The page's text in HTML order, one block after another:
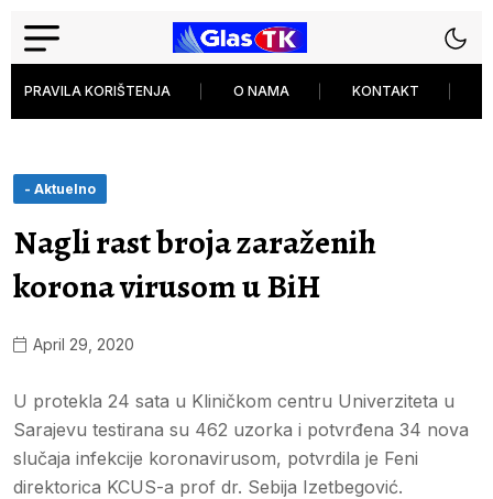
PRAVILA KORIŠTENJA O NAMA KONTAKT
- Aktuelno
Nagli rast broja zaraženih
korona virusom u BiH
April 29, 2020
U protekla 24 sata u Kliničkom centru Univerziteta u
Sarajevu testirana su 462 uzorka i potvrđena 34 nova
slučaja infekcije koronavirusom, potvrdila je Feni
direktorica KCUS-a prof dr. Sebija Izetbegović.